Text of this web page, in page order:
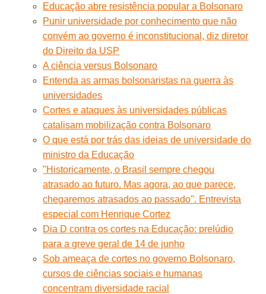
Educação abre resistência popular a Bolsonaro
Punir universidade por conhecimento que não
convém ao governo é inconstitucional, diz diretor
do Direito da USP
A ciência versus Bolsonaro
Entenda as armas bolsonaristas na guerra às
universidades
Cortes e ataques às universidades públicas
catalisam mobilização contra Bolsonaro
O que está por trás das ideias de universidade do
ministro da Educação
"Historicamente, o Brasil sempre chegou
atrasado ao futuro. Mas agora, ao que parece,
chegaremos atrasados ao passado". Entrevista
especial com Henrique Cortez
Dia D contra os cortes na Educação: prelúdio
para a greve geral de 14 de junho
Sob ameaça de cortes no governo Bolsonaro,
cursos de ciências sociais e humanas
concentram diversidade racial